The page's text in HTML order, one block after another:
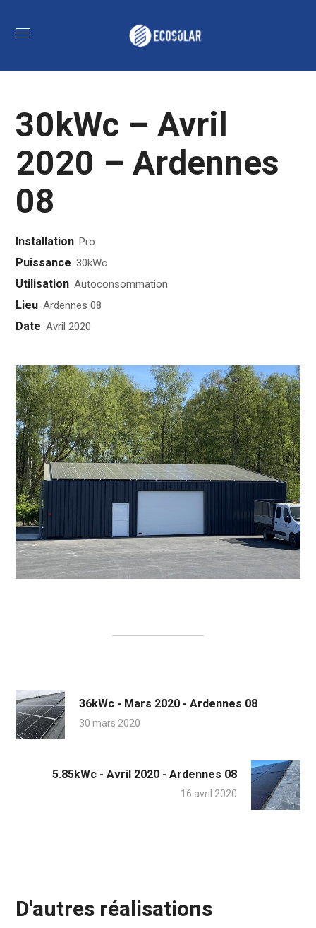
30kWc – Avril
2020 – Ardennes
08
Installation Pro
Puissance 30kWc
Utilisation Autoconsommation
Lieu Ardennes 08
Date Avril 2020
36kWc - Mars 2020 - Ardennes 08
30 mars 2020
5.85kWc - Avril 2020 - Ardennes 08
16 avril 2020
D'autres réalisations